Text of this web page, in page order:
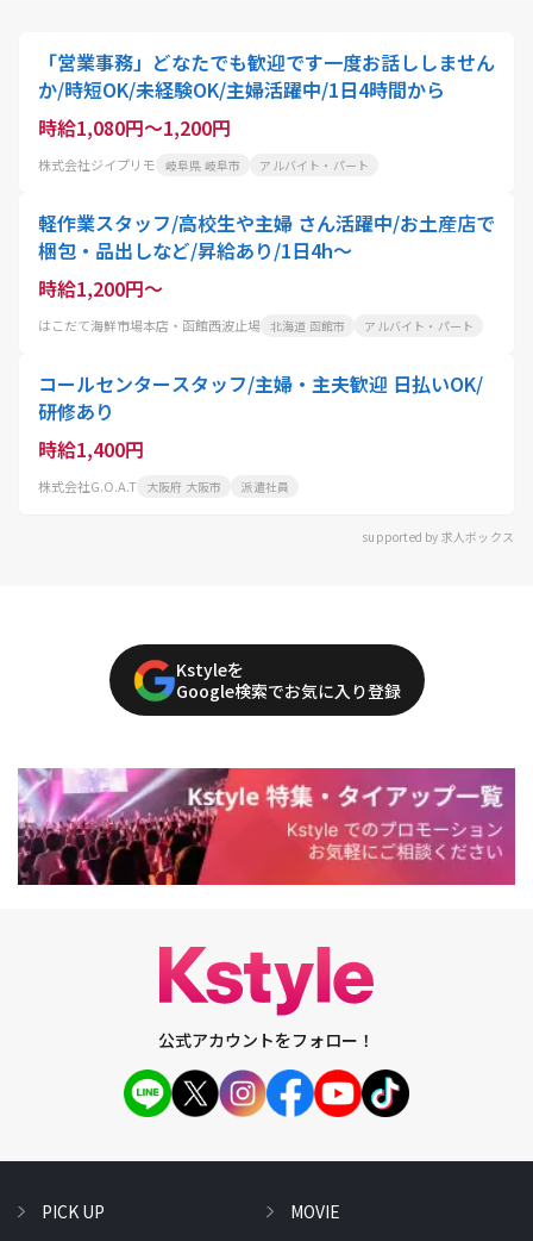
「営業事務」どなたでも歓迎です一度お話ししません
か/時短OK/未経験OK/主婦活躍中/1日4時間から
時給1,080円～1,200円
株式会社ジイプリモ 岐阜県 岐阜市 アルバイト・パート
軽作業スタッフ/高校生や主婦 さん活躍中/お土産店で
梱包・品出しなど/昇給あり/1日4h～
時給1,200円～
はこだて海鮮市場本店・函館西波止場 北海道 函館市 アルバイト・パート
コールセンタースタッフ/主婦・主夫歓迎 日払いOK/
研修あり
時給1,400円
株式会社G.O.A.T 大阪府 大阪市 派遣社員
supported by 求人ボックス
Kstyleを
Google検索でお気に入り登録
公式アカウントをフォロー！
PICK UP MOVIE